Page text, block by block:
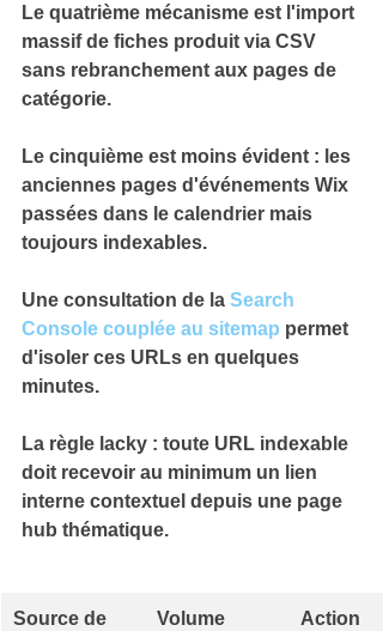
Le quatrième mécanisme est l'import
massif de fiches produit via CSV
sans rebranchement aux pages de
catégorie.
Le cinquième est moins évident : les
anciennes pages d'événements Wix
passées dans le calendrier mais
toujours indexables.
Une consultation de la Search
Console couplée au sitemap permet
d'isoler ces URLs en quelques
minutes.
La règle lacky : toute URL indexable
doit recevoir au minimum un lien
interne contextuel depuis une page
hub thématique.
Source de
Volume
Action